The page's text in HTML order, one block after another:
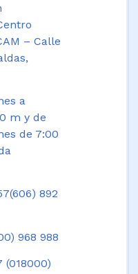
– Calle
a
m y de
de 7:00
892
968 988
(018000)